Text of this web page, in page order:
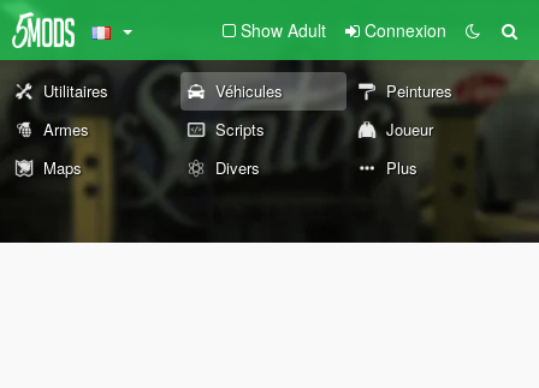
Show Adult Connexion
Utilitaires Véhicules
Peintures
Armes
Scripts
Joueur
Maps
Divers Plus